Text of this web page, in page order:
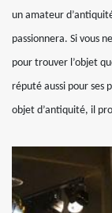
un amateur
passionnera. Si vous
pour trouver l’objet
réputé aussi pour ses
objet d’antiquité, il